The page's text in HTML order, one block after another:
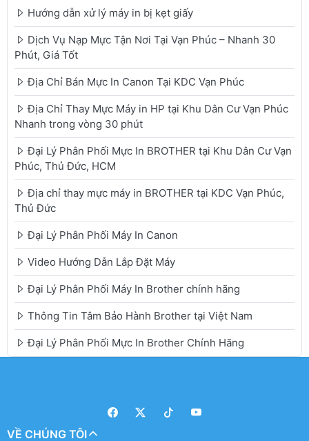
Hướng dẫn xử lý máy in bị kẹt giấy
Dịch Vụ Nạp Mực Tận Nơi Tại Vạn Phúc – Nhanh 30
Phút, Giá Tốt
Địa Chỉ Bán Mực In Canon Tại KDC Vạn Phúc
Địa Chỉ Thay Mực Máy in HP tại Khu Dân Cư Vạn Phúc
Nhanh trong vòng 30 phút
Đại Lý Phân Phối Mực In BROTHER tại Khu Dân Cư Vạn
Phúc, Thủ Đức, HCM
Địa chỉ thay mực máy in BROTHER tại KDC Vạn Phúc,
Thủ Đức
Đại Lý Phân Phối Máy In Canon
Video Hướng Dẫn Lắp Đặt Máy
Đại Lý Phân Phối Máy In Brother chính hãng
Thông Tin Tâm Bảo Hành Brother tại Việt Nam
Đại Lý Phân Phối Mực In Brother Chính Hãng
VỀ CHÚNG TÔI